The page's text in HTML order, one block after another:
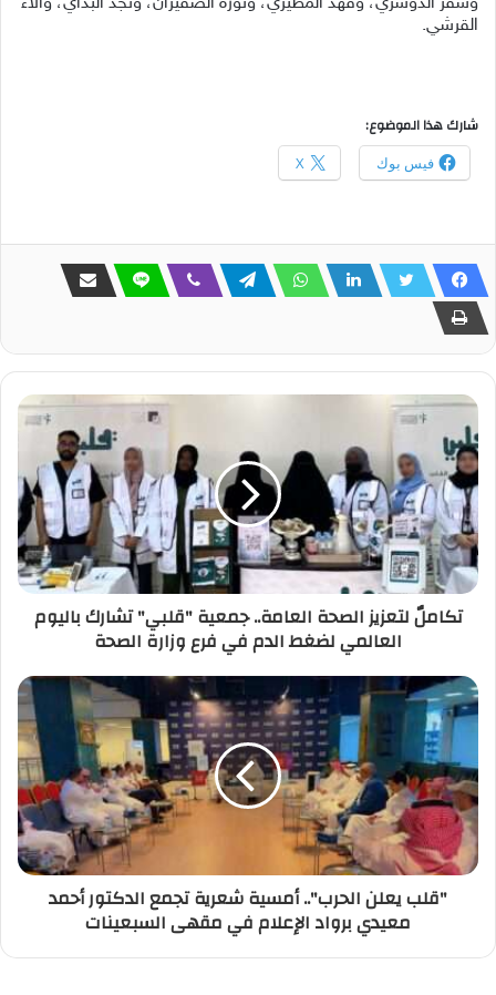
القرشي.
شارك هذا الموضوع:
فيس بوك X
تكاملٌ لتعزيز الصحة العامة.. جمعية "قلبي" تشارك باليوم
العالمي لضغط الدم في فرع وزارة الصحة
"قلب يعلن الحرب".. أمسية شعرية تجمع الدكتور أحمد
معيدي برواد الإعلام في مقهى السبعينات